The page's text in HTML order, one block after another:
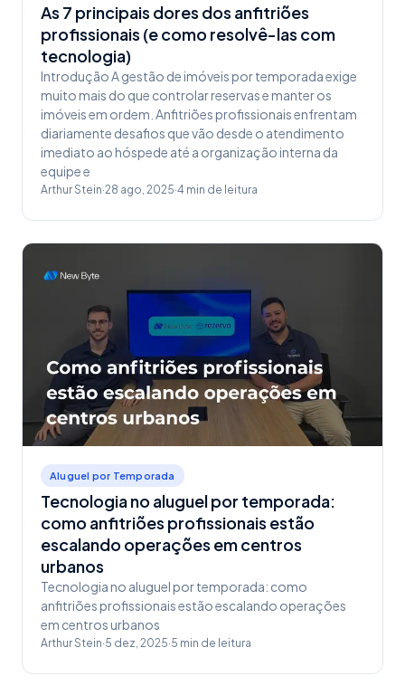
As 7 principais dores dos anfitriões
profissionais (e como resolvê-las com
tecnologia)
Introdução A gestão de imóveis por temporada exige
muito mais do que controlar reservas e manter os
imóveis em ordem. Anfitriões profissionais enfrentam
diariamente desafios que vão desde o atendimento
imediato ao hóspede até a organização interna da
equipe e
Arthur Stein·28 ago, 2025·4 min de leitura
Aluguel por Temporada
Tecnologia no aluguel por temporada:
como anfitriões profissionais estão
escalando operações em centros
urbanos
Tecnologia no aluguel por temporada: como
anfitriões profissionais estão escalando operações
em centros urbanos
Arthur Stein·5 dez, 2025·5 min de leitura